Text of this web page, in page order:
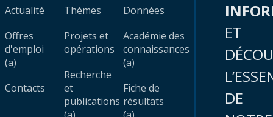
Actualité
Offres
d'emploi
(a)
Contacts
Thèmes
Projets et
opérations
Recherche
et
publications
Données
Académie des
connaissances
(a)
Fiche de
résultats
ET
DE